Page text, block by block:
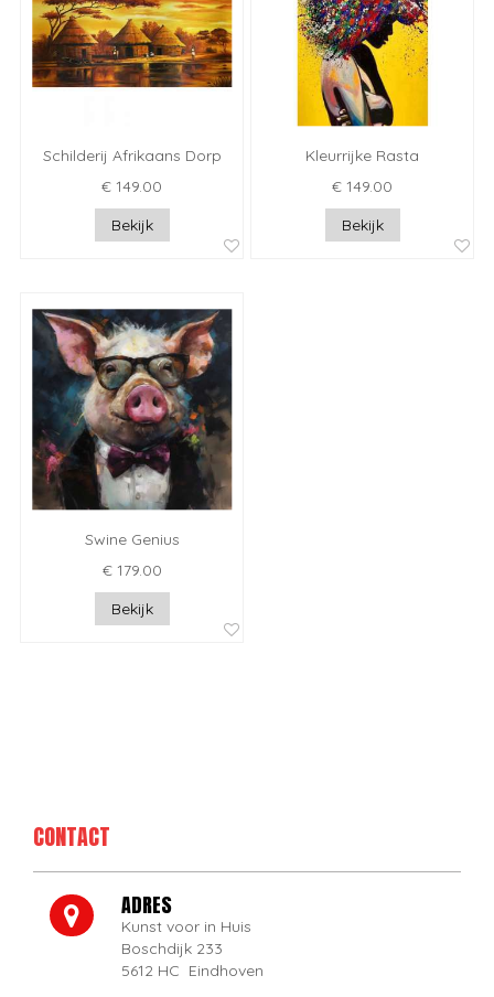
Schilderij Afrikaans Dorp
€ 149.00
Bekijk
Kleurrijke Rasta
€ 149.00
Bekijk
Swine Genius
€ 179.00
Bekijk
CONTACT
ADRES
Kunst voor in Huis
Boschdijk 233
5612 HC Eindhoven